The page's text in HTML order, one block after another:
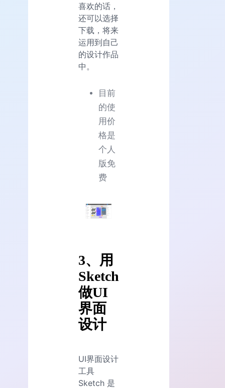
喜欢的话，
还可以选择
下载，将来
运用到自己
的设计作品
中。
目前
的使
用价
格是
个人
版免
费
3、用
Sketch
做UI
界面
设计
UI界面设计
工具
Sketch 是